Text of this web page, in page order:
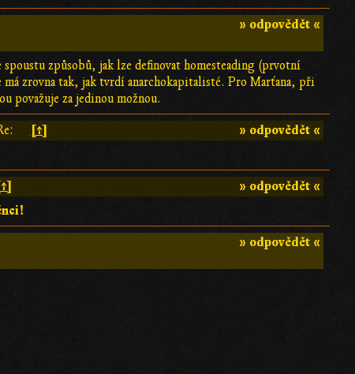
» odpovědět «
způsobů, jak lze definovat homesteading (prvotní
zrovna tak, jak tvrdí anarchokapitalisté. Pro Marťana, při
považuje za jedinou možnou.
» odpovědět «
[↑]
» odpovědět «
» odpovědět «